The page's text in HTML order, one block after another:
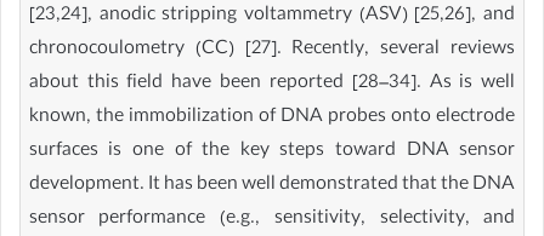
[23,24], anodic stripping voltammetry (ASV) [25,26], and
chronocoulometry (CC) [27]. Recently, several reviews
about this field have been reported [28–34]. As is well
known, the immobilization of DNA probes onto electrode
surfaces is one of the key steps toward DNA sensor
development. It has been well demonstrated that the DNA
sensor performance (e.g., sensitivity, selectivity, and